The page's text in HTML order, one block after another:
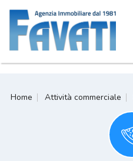
Home Attività commerciale